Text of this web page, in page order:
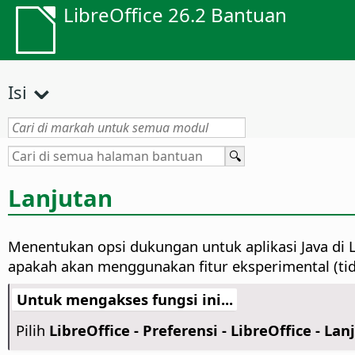
LibreOffice 26.2 Bantuan
Isi
Lanjutan
Menentukan opsi dukungan untuk aplikasi Java di
apakah akan menggunakan fitur eksperimental
Untuk mengakses fungsi ini...
Pilih LibreOffice - Preferensi - LibreOffice -